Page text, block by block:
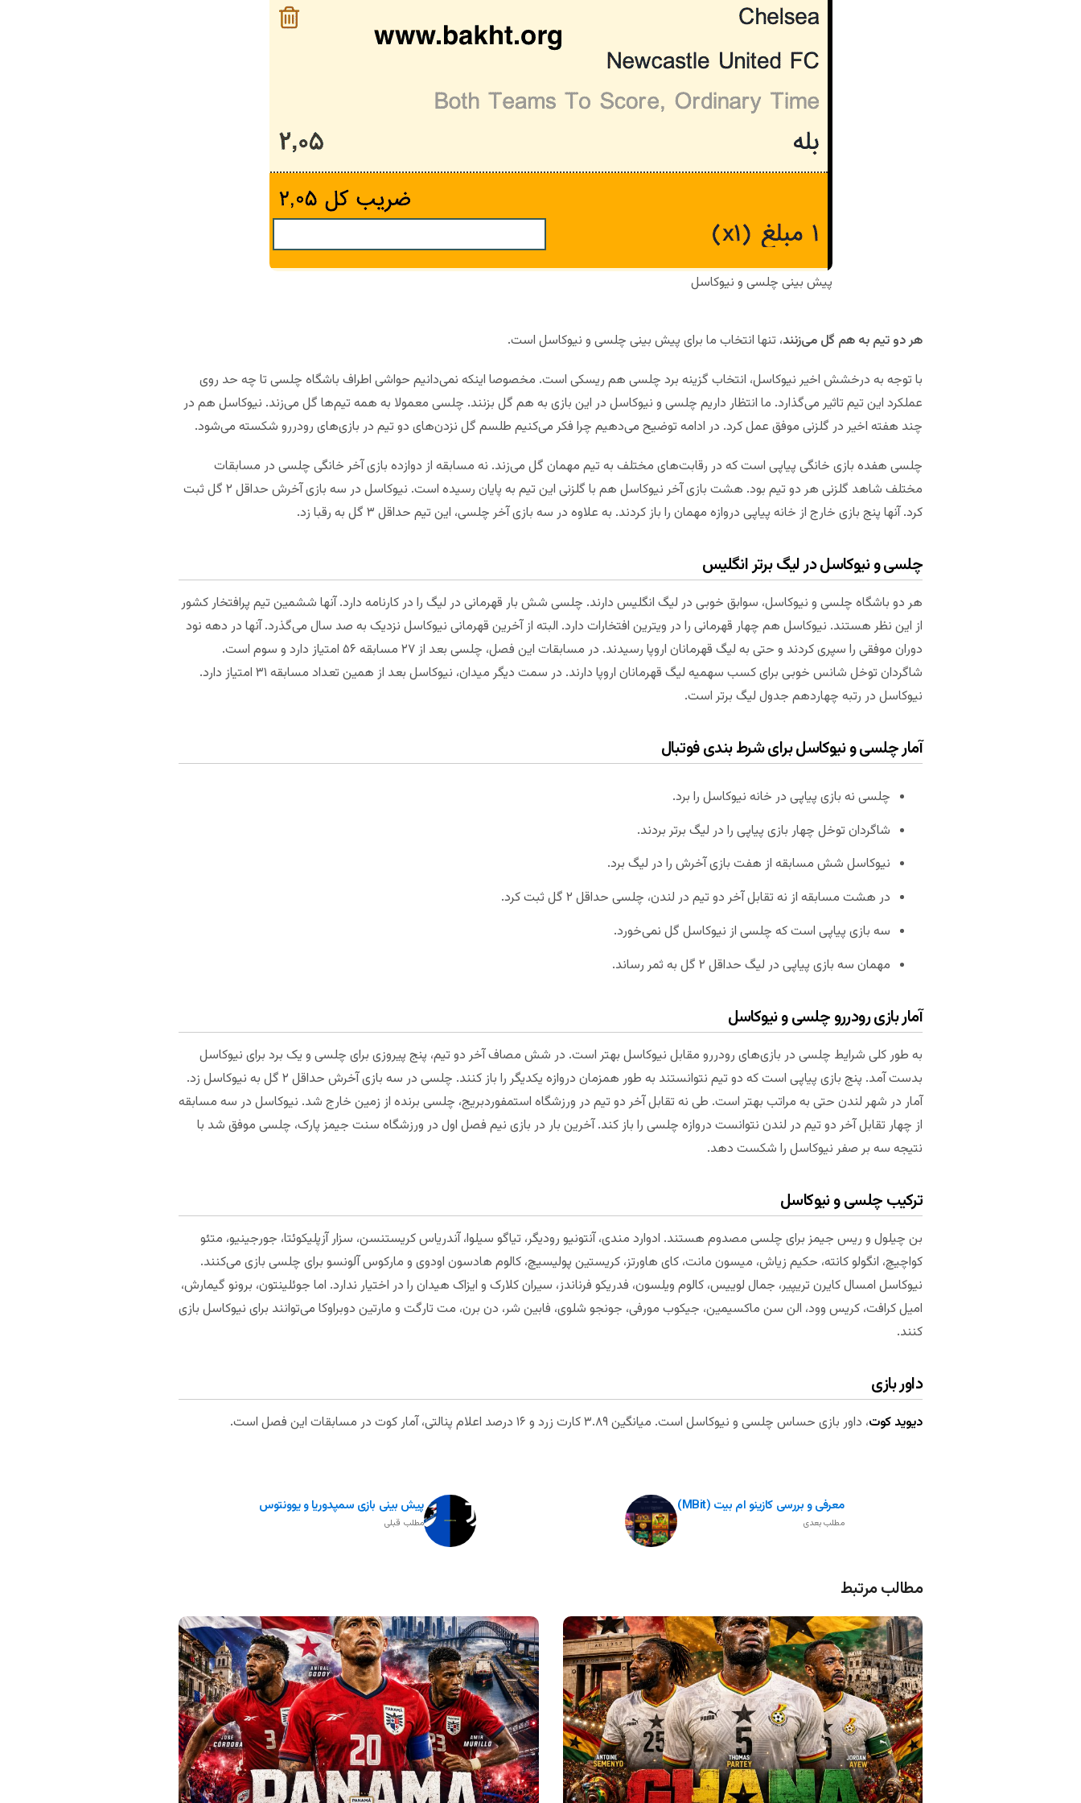
پیش بینی چلسی و نیوکاسل
هر دو تیم به هم گل می‌زنند، تنها انتخاب ما برای پیش بینی چلسی و نیوکاسل است.
با توجه به درخشش اخیر نیوکاسل، انتخاب گزینه برد چلسی هم ریسکی است. مخصوصا اینکه نمی‌دانیم حواشی اطراف باشگاه چلسی تا چه حد روی
عملکرد این تیم تاثیر می‌گذارد. ما انتظار داریم چلسی و نیوکاسل در این بازی به هم گل بزنند. چلسی معمولا به همه تیم‌ها گل می‌زند. نیوکاسل هم در
چند هفته اخیر در گلزنی موفق عمل کرد. در ادامه توضیح می‌دهیم چرا فکر می‌کنیم طلسم گل نزدن‌های دو تیم در بازی‌های رودررو شکسته می‌شود.
چلسی هفده بازی خانگی پیاپی است که در رقابت‌های مختلف به تیم مهمان گل می‌زند. نه مسابقه از دوازده بازی آخر خانگی چلسی در مسابقات
مختلف شاهد گلزنی هر دو تیم بود. هشت بازی آخر نیوکاسل هم با گلزنی این تیم به پایان رسیده است. نیوکاسل در سه بازی آخرش حداقل ۲ گل ثبت
کرد. آنها پنج بازی خارج از خانه پیاپی دروازه مهمان را باز کردند. به علاوه در سه بازی آخر چلسی، این تیم حداقل ۳ گل به رقبا زد.
چلسی و نیوکاسل در لیگ برتر انگلیس
هر دو باشگاه چلسی و نیوکاسل، سوابق خوبی در لیگ انگلیس دارند. چلسی شش بار قهرمانی در لیگ را در کارنامه دارد. آنها ششمین تیم پرافتخار کشور
از این نظر هستند. نیوکاسل هم چهار قهرمانی را در ویترین افتخارات دارد. البته از آخرین قهرمانی نیوکاسل نزدیک به صد سال می‌گذرد. آنها در دهه نود
دوران موفقی را سپری کردند و حتی به لیگ قهرمانان اروپا رسیدند. در مسابقات این فصل، چلسی بعد از ۲۷ مسابقه ۵۶ امتیاز دارد و سوم است.
شاگردان توخل شانس خوبی برای کسب سهمیه لیگ قهرمانان اروپا دارند. در سمت دیگر میدان، نیوکاسل بعد از همین تعداد مسابقه ۳۱ امتیاز دارد.
نیوکاسل در رتبه چهاردهم جدول لیگ برتر است.
آمار چلسی و نیوکاسل برای شرط بندی فوتبال
چلسی نه بازی پیاپی در خانه نیوکاسل را برد.
شاگردان توخل چهار بازی پیاپی را در لیگ برتر بردند.
نیوکاسل شش مسابقه از هفت بازی آخرش را در لیگ برد.
در هشت مسابقه از نه تقابل آخر دو تیم در لندن، چلسی حداقل ۲ گل ثبت کرد.
سه بازی پیاپی است که چلسی از نیوکاسل گل نمی‌خورد.
مهمان سه بازی پیاپی در لیگ حداقل ۲ گل به ثمر رساند.
آمار بازی رودررو چلسی و نیوکاسل
به طور کلی شرایط چلسی در بازی‌های رودررو مقابل نیوکاسل بهتر است. در شش مصاف آخر دو تیم، پنج پیروزی برای چلسی و یک برد برای نیوکاسل
بدست آمد. پنج بازی پیاپی است که دو تیم نتوانستند به طور همزمان دروازه یکدیگر را باز کنند. چلسی در سه بازی آخرش حداقل ۲ گل به نیوکاسل زد.
آمار در شهر لندن حتی به مراتب بهتر است. طی نه تقابل آخر دو تیم در ورزشگاه استمفوردبریج، چلسی برنده از زمین خارج شد. نیوکاسل در سه مسابقه
از چهار تقابل آخر دو تیم در لندن نتوانست دروازه چلسی را باز کند. آخرین بار در بازی نیم فصل اول در ورزشگاه سنت جیمز پارک، چلسی موفق شد با
نتیجه سه بر صفر نیوکاسل را شکست دهد.
ترکیب چلسی و نیوکاسل
بن چیلول و ریس جیمز برای چلسی مصدوم هستند. ادوارد مندی، آنتونیو رودیگر، تیاگو سیلوا، آندریاس کریستنسن، سزار آزپلیکوئتا، جورجینیو، متئو
کواچیچ، انگولو کانته، حکیم زیاش، میسون مانت، کای هاورتز، کریستین پولیسیچ، کالوم هادسون اودوی و مارکوس آلونسو برای چلسی بازی می‌کنند.
نیوکاسل امسال کایرن تریپیر، جمال لوییس، کالوم ویلسون، فدریکو فرناندز، سیران کلارک و ایزاک هیدان را در اختیار ندارد. اما جوئلینتون، برونو گیمارش،
امیل کرافت، کریس وود، الن سن ماکسیمین، جیکوب مورفی، جونجو شلوی، فابین شر، دن برن، مت تارگت و مارتین دوبراوکا می‌توانند برای نیوکاسل بازی
کنند.
داور بازی
دیوید کوت، داور بازی حساس چلسی و نیوکاسل است. میانگین ۳.۸۹ کارت زرد و ۱۶ درصد اعلام پنالتی، آمار کوت در مسابقات این فصل است.
پیش بینی بازی سمپدوریا و یوونتوس
مطلب قبلی
معرفی و بررسی کازینو ام بیت (mBit)
مطلب بعدی
مطالب مرتبط